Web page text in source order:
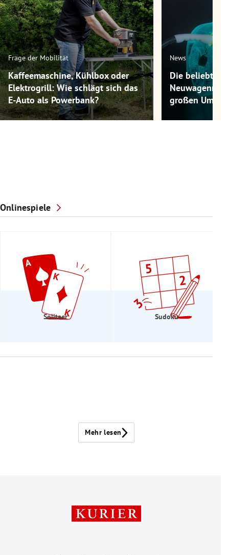
Frage der Mobilität
Kaffeemaschine, Kühlbox oder
Elektrogrill: Wie schlägt sich das
E-Auto als Powerbank?
News
Die
großen
Onlinespiele
Solitaer Sudoku
Mehr lesen